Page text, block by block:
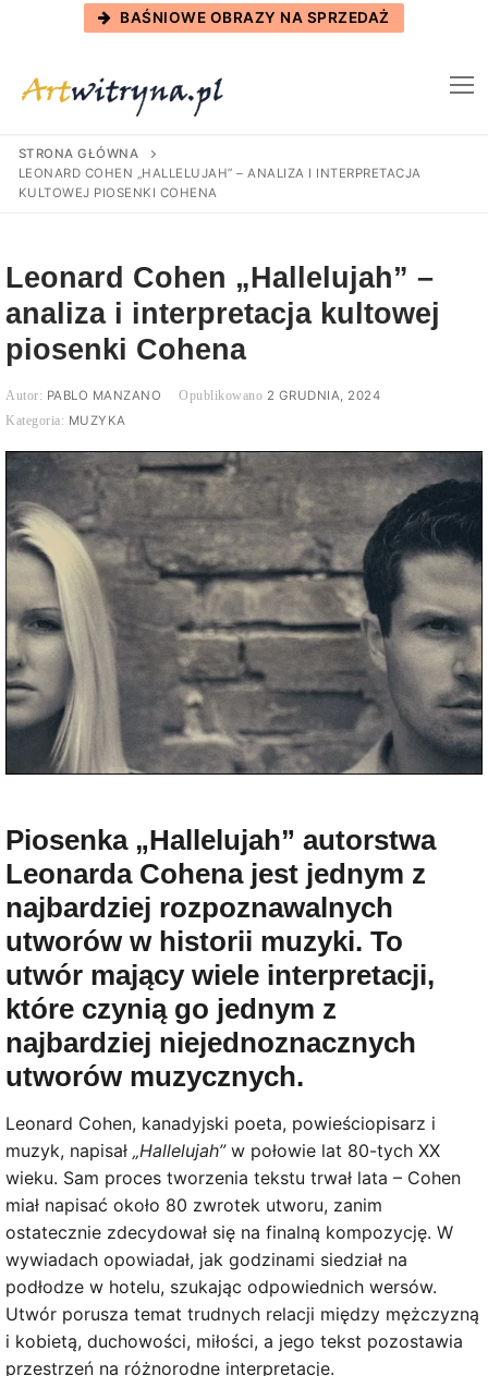
BAŚNIOWE OBRAZY NA SPRZEDAŻ
STRONA GŁÓWNA
LEONARD COHEN „HALLELUJAH” – ANALIZA I INTERPRETACJA
KULTOWEJ PIOSENKI COHENA
Leonard Cohen „Hallelujah” –
analiza i interpretacja kultowej
piosenki Cohena
PABLO MANZANO
2 GRUDNIA, 2024
MUZYKA
Piosenka „Hallelujah” autorstwa
Leonarda Cohena jest jednym z
najbardziej rozpoznawalnych
utworów w historii muzyki. To
utwór mający wiele interpretacji,
które czynią go jednym z
najbardziej niejednoznacznych
utworów muzycznych.
Leonard Cohen, kanadyjski poeta, powieściopisarz i
muzyk, napisał „Hallelujah”w połowie lat 80-tych XX
wieku. Sam proces tworzenia tekstu trwał lata – Cohen
miał napisać około 80 zwrotek utworu, zanim
ostatecznie zdecydował się na finalną kompozycję. W
wywiadach opowiadał, jak godzinami siedział na
podłodze w hotelu, szukając odpowiednich wersów.
Utwór porusza temat trudnych relacji między mężczyzną
i kobietą, duchowości, miłości, a jego tekst pozostawia
przestrzeń na różnorodne interpretacje.